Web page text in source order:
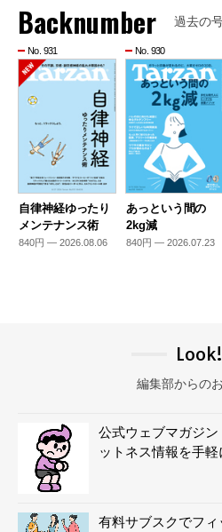
Backnumber 過去の
No. 931
自律神経ゆったり
メンテナンス術
840円 — 2026.08.06
No. 930
あっという間の
2kg減
840円 — 2026.07.23
Look!
編集部からの
公式ウェブマガジン
ットネス情報を手軽
有料サブスクでフ